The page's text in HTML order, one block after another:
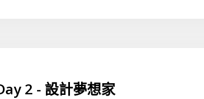
2 - 設計夢想家